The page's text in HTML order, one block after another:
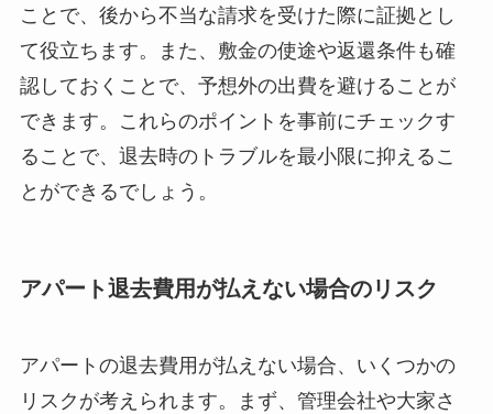
ことで、後から不当な請求を受けた際に証拠とし
て役立ちます。また、敷金の使途や返還条件も確
認しておくことで、予想外の出費を避けることが
できます。これらのポイントを事前にチェックす
ることで、退去時のトラブルを最小限に抑えるこ
とができるでしょう。
アパート退去費用が払えない場合のリスク
アパートの退去費用が払えない場合、いくつかの
リスクが考えられます。まず、管理会社や大家さ